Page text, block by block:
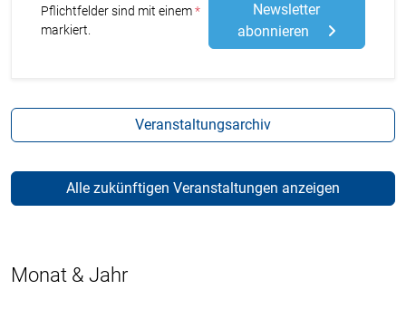
Pflichtfelder sind mit einem Stern
markiert.
Newsletter
abonnieren
Veranstaltungsarchiv
Alle zukünftigen Veranstaltungen anzeigen
Monat & Jahr